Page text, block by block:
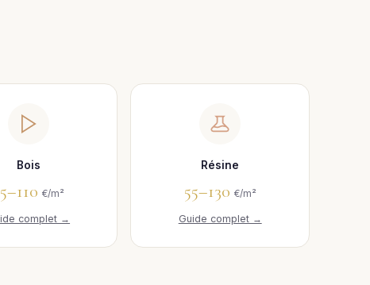
Bois
€/m²
complet →
Résine
55–130 €/m²
Guide complet →